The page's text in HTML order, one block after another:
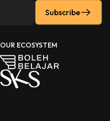
Subscribe
OUR ECOSYSTEM